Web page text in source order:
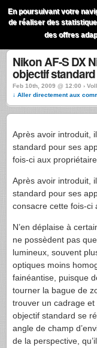
Nikon AF-S DX
objectif
Feb 10th, 2009 @ 12:00 ›
↓ Aller directement aux
Après avoir introduit,
standard pour ses
fois-ci aux
Après avoir introduit,
standard pour ses
consacre cette fois-ci
N’en déplaise à
ne possèdent pas
lumineux, souvent
optiques moins
fainéantise, puisque
tourner la bague de
trouver un cadrage et
objectif standard se
angle de champ
de la perspective,
En poursuivant votre
de réaliser des
des offres